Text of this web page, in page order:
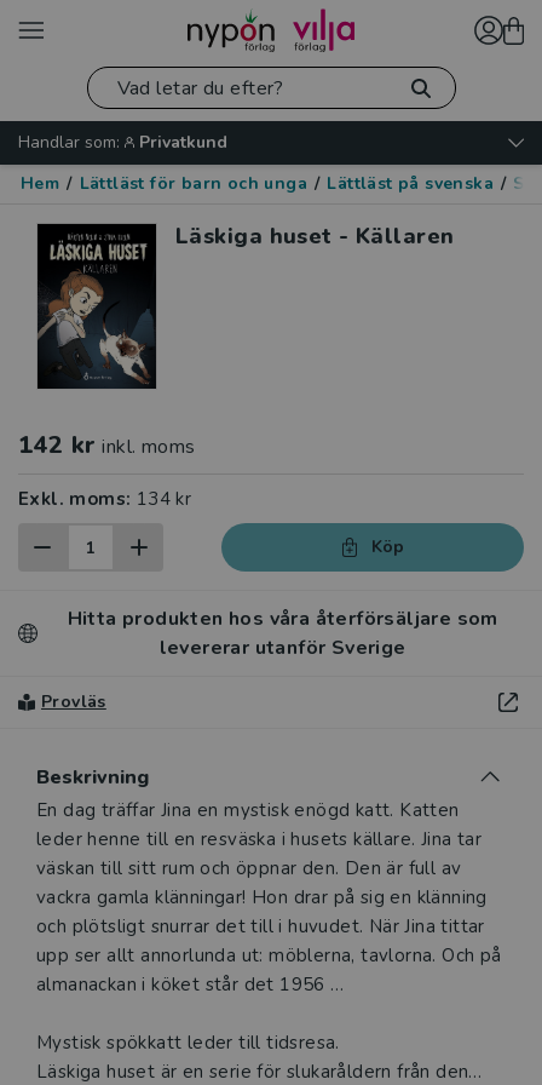
Handlar som:
Privatkund
Hem / Lättläst för barn och unga / Lättläst på svenska /
Läskiga huset - Källaren
142 kr inkl. moms
Exkl. moms: 134 kr
Köp
Hitta produkten hos våra återförsäljare som
levererar utanför Sverige
Provläs
Beskrivning
Beskrivning
En dag träffar Jina en mystisk enögd katt. Katten
leder henne till en resväska i husets källare. Jina tar
väskan till sitt rum och öppnar den. Den är full av
vackra gamla klänningar! Hon drar på sig en klänning
och plötsligt snurrar det till i huvudet. När Jina tittar
upp ser allt annorlunda ut: möblerna, tavlorna. Och på
almanackan i köket står det 1956 …
Mystisk spökkatt leder till tidsresa.
Läskiga huset är en serie för slukaråldern från den